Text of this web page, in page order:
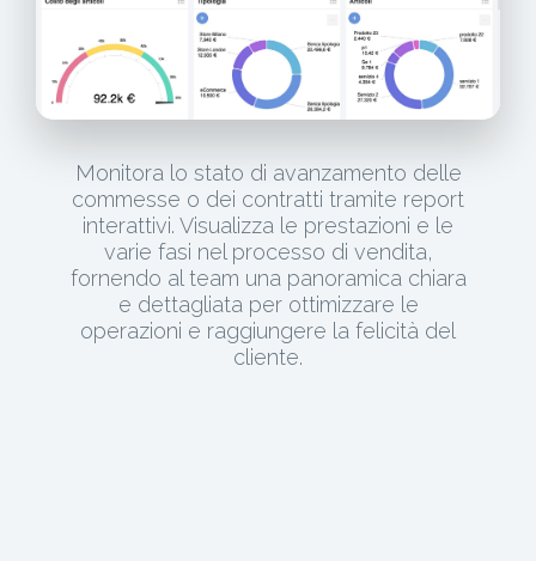
Monitora lo stato di avanzamento delle
commesse o dei contratti tramite report
interattivi. Visualizza le prestazioni e le
varie fasi nel processo di vendita,
fornendo al team una panoramica chiara
e dettagliata per ottimizzare le
operazioni e raggiungere la felicità del
cliente.